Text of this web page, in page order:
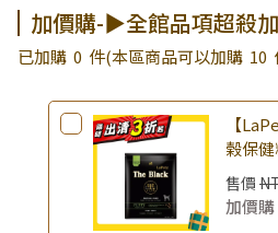
▶全館品項超殺加購活動開跑啦！
▶夏祭好禮｜購買犬貓乾溼糧，滿
止)
加價購-▶全館品項超殺
已加購 0 件(本區商品可以加購 10
【
榖保
｜(廠
狗飼料
即期品
售價
加價購